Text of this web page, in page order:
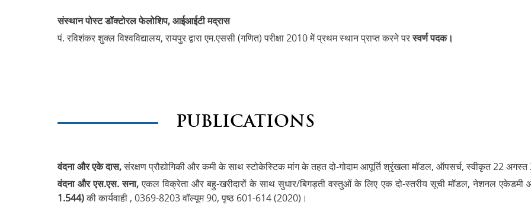
संस्थान पोस्ट डॉक्टोरल फेलोशिप, आईआईटी मद्रास
पं. रविशंकर शुक्ल विश्वविद्यालय, रायपुर द्वारा एम.एससी (गणित) परीक्षा 2010 में प्रथम स्थान प्राप्त करने परस्वर्ण पदक।
PUBLICATIONS
वंदना और एके दास,संरक्षण प्रौद्योगिकी और कमी के साथ स्टोकेस्टिक मांग के तहत दो-गोदाम आपूर्ति श्रृंखला मॉडल, ऑपसर्च, स्वीकृत 22
वंदना और एस.एस. सना,एकल विक्रेता और बहु-खरीदारों के साथ सुधार/बिगड़ती वस्तुओं के लिए एक दो-स्तरीय सूची मॉडल, नेशनल
1.544)की कार्यवाही , 0369-8203 वॉल्यूम 90, पृष्ठ 601-614 (2020)।